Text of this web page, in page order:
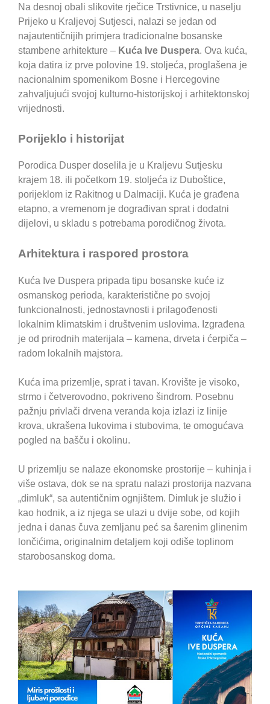
Na desnoj obali slikovite rječice Trstivnice, u naselju
Prijeko u Kraljevoj Sutjesci, nalazi se jedan od
najautentičnijih primjera tradicionalne bosanske
stambene arhitekture – Kuća Ive Duspera. Ova kuća,
koja datira iz prve polovine 19. stoljeća, proglašena je
nacionalnim spomenikom Bosne i Hercegovine
zahvaljujući svojoj kulturno-historijskoj i arhitektonskoj
vrijednosti.
Porijeklo i historijat
Porodica Dusper doselila je u Kraljevu Sutjesku
krajem 18. ili početkom 19. stoljeća iz Duboštice,
porijeklom iz Rakitnog u Dalmaciji. Kuća je građena
etapno, a vremenom je dograđivan sprat i dodatni
dijelovi, u skladu s potrebama porodičnog života.
Arhitektura i raspored prostora
Kuća Ive Duspera pripada tipu bosanske kuće iz
osmanskog perioda, karakteristične po svojoj
funkcionalnosti, jednostavnosti i prilagođenosti
lokalnim klimatskim i društvenim uslovima. Izgrađena
je od prirodnih materijala – kamena, drveta i ćerpiča –
radom lokalnih majstora.
Kuća ima prizemlje, sprat i tavan. Krovište je visoko,
strmo i četverovodno, pokriveno šindrom. Posebnu
pažnju privlači drvena veranda koja izlazi iz linije
krova, ukrašena lukovima i stubovima, te omogućava
pogled na bašču i okolinu.
U prizemlju se nalaze ekonomske prostorije – kuhinja i
više ostava, dok se na spratu nalazi prostorija nazvana
„dimluk“, sa autentičnim ognjištem. Dimluk je služio i
kao hodnik, a iz njega se ulazi u dvije sobe, od kojih
jedna i danas čuva zemljanu peć sa šarenim glinenim
lončićima, originalnim detaljem koji odiše toplinom
starobosanskog doma.